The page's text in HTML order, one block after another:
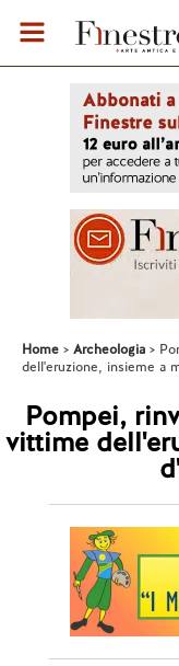
Home Archeologia
dell'eruzione, insieme a
Pompei,
vittime